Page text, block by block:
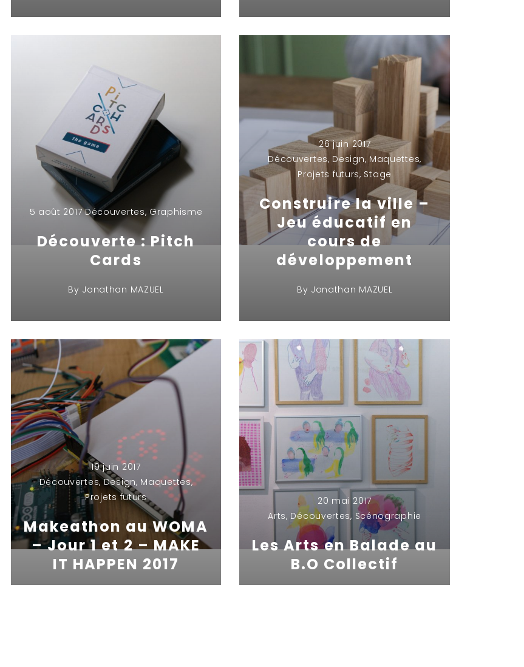
5 août 2017 Découvertes, Graphisme
Découverte : Pitch
Cards
By Jonathan MAZUEL
26 juin 2017
Découvertes, Design, Maquettes,
Projets futurs, Stage
Construire la ville –
Jeu éducatif en
cours de
développement
By Jonathan MAZUEL
19 juin 2017
Découvertes,Design, Maquettes,
Projets futurs
Makeathon au WOMA
– Jour 1 et 2 – MAKE
IT HAPPEN 2017
20 mai 2017
Arts, Découvertes, Scénographie
Les Arts en Balade au
B.O Collectif